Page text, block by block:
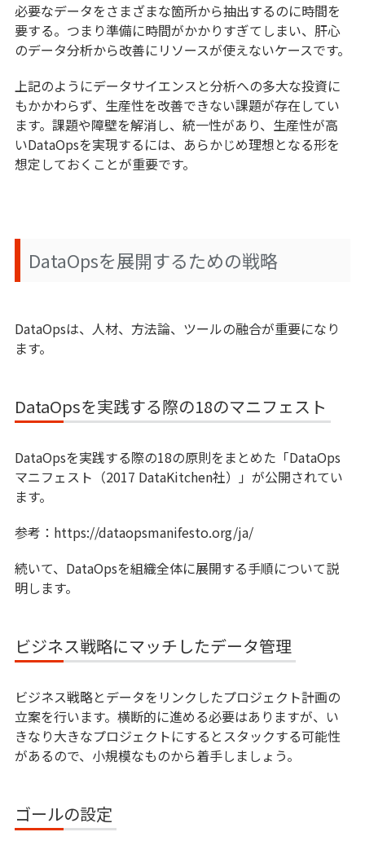
必要なデータをさまざまな箇所から抽出するのに時間を
要する。つまり準備に時間がかかりすぎてしまい、肝心
のデータ分析から改善にリソースが使えないケースです。
上記のようにデータサイエンスと分析への多大な投資に
もかかわらず、生産性を改善できない課題が存在してい
ます。課題や障壁を解消し、統一性があり、生産性が高
いDataOpsを実現するには、あらかじめ理想となる形を
想定しておくことが重要です。
DataOpsを展開するための戦略
DataOpsは、人材、方法論、ツールの融合が重要になり
ます。
DataOpsを実践する際の18のマニフェスト
DataOpsを実践する際の18の原則をまとめた「DataOps
マニフェスト（2017 DataKitchen社）」が公開されてい
ます。
参考：https://dataopsmanifesto.org/ja/
続いて、DataOpsを組織全体に展開する手順について説
明します。
ビジネス戦略にマッチしたデータ管理
ビジネス戦略とデータをリンクしたプロジェクト計画の
立案を行います。横断的に進める必要はありますが、い
きなり大きなプロジェクトにするとスタックする可能性
があるので、小規模なものから着手しましょう。
ゴールの設定